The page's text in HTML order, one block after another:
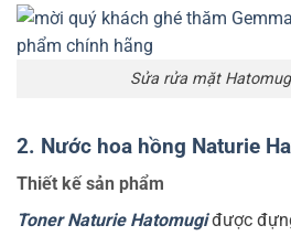
Sửa rửa mặt
2. Nước hoa hồng Naturie
Thiết kế sản phẩm
Toner Naturie Hatomugiđược